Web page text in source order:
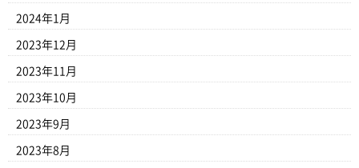
2024年1月
2023年12月
2023年11月
2023年10月
2023年9月
2023年8月